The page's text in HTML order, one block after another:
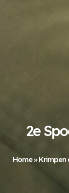
2e
Home»Krimpen